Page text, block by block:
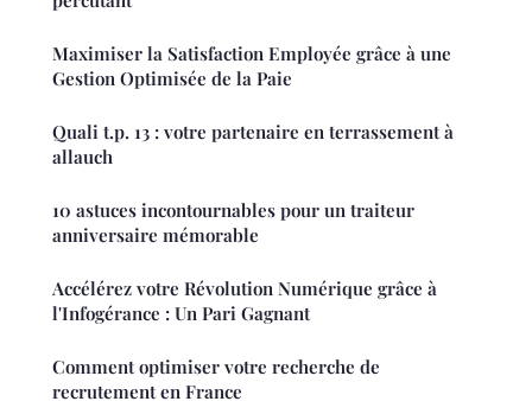
Maximiser la Satisfaction Employée grâce à une
Gestion Optimisée de la Paie
Quali t.p. 13 : votre partenaire en terrassement à
allauch
10 astuces incontournables pour un traiteur
anniversaire mémorable
Accélérez votre Révolution Numérique grâce à
l'Infogérance : Un Pari Gagnant
Comment optimiser votre recherche de
recrutement en France